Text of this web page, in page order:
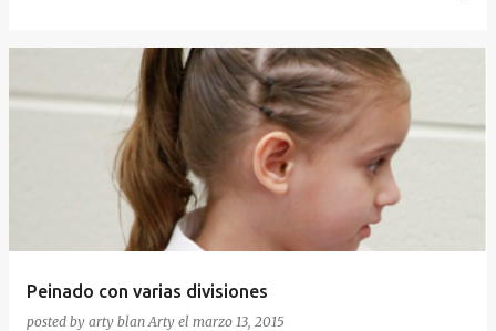
Peinado con varias divisiones
posted by arty blanArty el marzo 13, 2015